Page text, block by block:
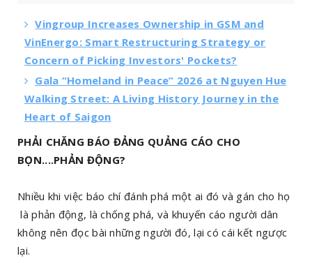
Vingroup Increases Ownership in GSM and
VinEnergo: Smart Restructuring Strategy or
Concern of Picking Investors' Pockets?
Gala “Homeland in Peace” 2026 at Nguyen Hue
Walking Street: A Living History Journey in the
Heart of Saigon
PHẢI CHĂNG BÁO ĐẢNG QUẢNG CÁO CHO
BỌN....PHẢN ĐỘNG?
Nhiều khi việc báo chí đánh phá một ai đó và gán cho họ
là phản động, là chống phá, và khuyến cáo người dân
không nên đọc bài những người đó, lại có cái kết ngược
lại.